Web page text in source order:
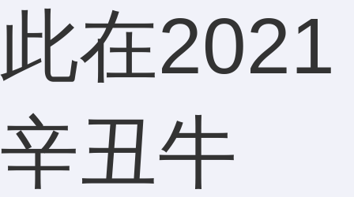
此在2021
辛丑牛